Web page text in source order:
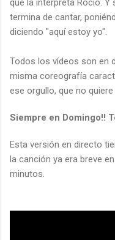
que la interpreta Rocío.
termina de cantar,
diciendo "aquí estoy yo".
Todos los vídeos son en
misma coreografía
ese orgullo, que no
Siempre en Domingo!!
Esta versión en directo
la canción ya era breve
minutos.